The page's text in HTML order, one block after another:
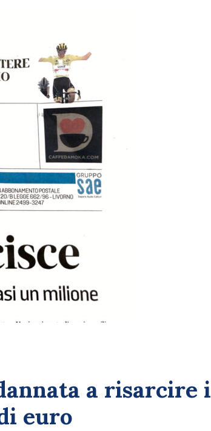
a risarcire i
euro